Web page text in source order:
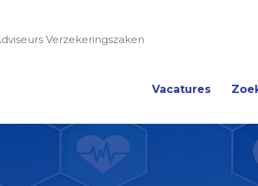
Verzekeringszaken
Vacatures